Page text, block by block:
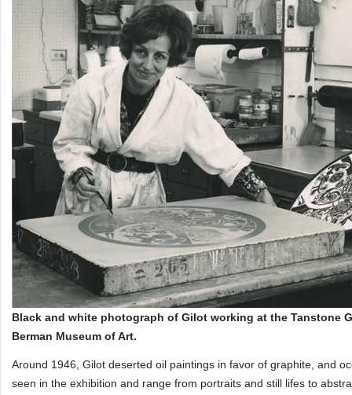
Black and white photograph of Gilot working at the Tanstone
Berman Museum of Art.
Around 1946, Gilot deserted oil paintings in favor of graphite, and
seen in the exhibition and range from portraits and still lifes to